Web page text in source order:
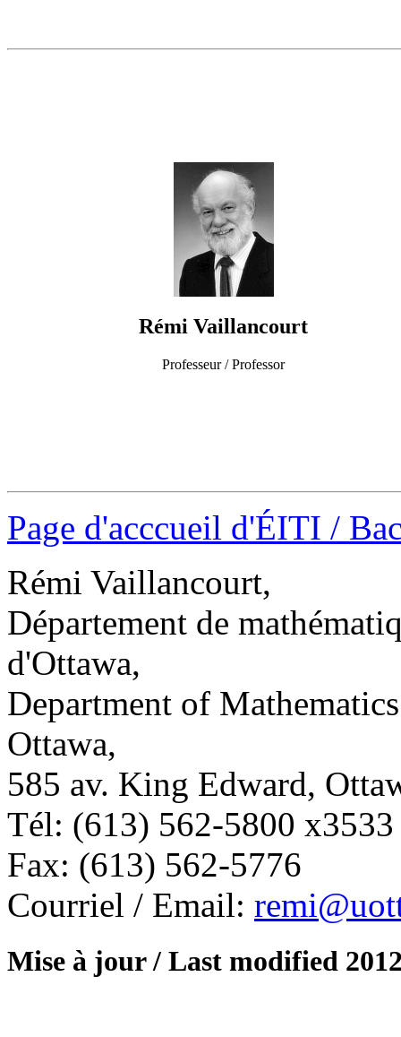
Rémi Vaillancourt
Professeur / Professor
Page d'acccueil d'ÉITI /
Rémi Vaillancourt,
Département de
d'Ottawa,
Department of
Ottawa,
585 av. King Edward,
Tél: (613) 562-5800 x3533
Fax: (613) 562-5776
Courriel / Email:
Mise à jour / Last modified